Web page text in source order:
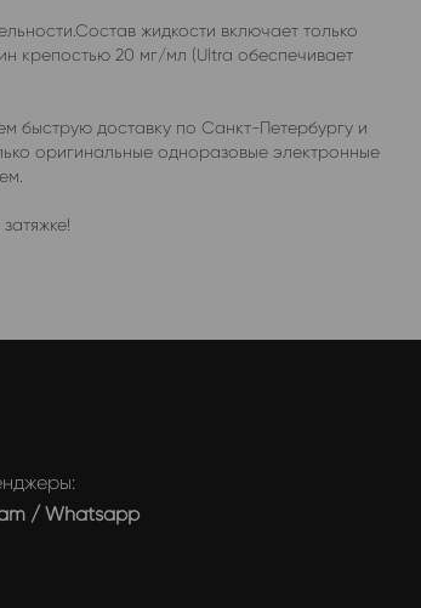
жидкости включает только
крепостью 20 мг/мл (Ultra обеспечивает
быструю доставку по Санкт-Петербургу и
оригинальные одноразовые электронные
/ Whatsapp